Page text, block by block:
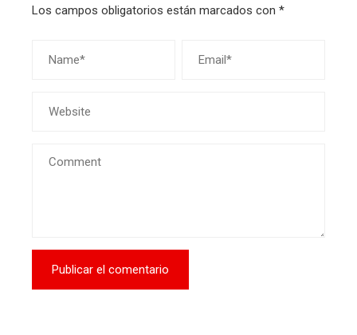
Los campos obligatorios están marcados con *